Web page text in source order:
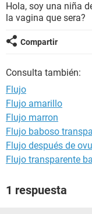
BIENESTAR
SEXUALIDAD
GLOSARIO
Hola, soy una niña
la vagina que sera?
Compartir
Consulta también:
Flujo
Flujo amarillo
Flujo marron
Flujo baboso
Flujo después de
Flujo transparente
1 respuesta